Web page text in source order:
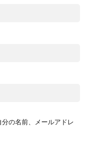
の名前、メールアドレ